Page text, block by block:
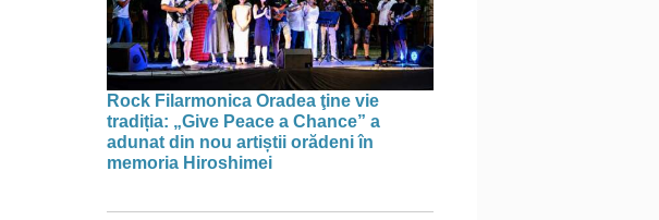
Rock Filarmonica Oradea ţine vie
tradiția: „Give Peace a Chance” a
adunat din nou artiștii orădeni în
memoria Hiroshimei